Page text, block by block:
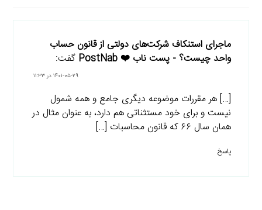
ماجرای استنکاف شرکت‌های دولتی از قانون حساب
واحد چیست؟ - پست ناب ❤️ PostNab
گفت:
۱۴۰۱-۰۵-۲۹ در ۱۱:۳۳
[…] هر مقررات موضوعه دیگری جامع و همه شمول
نیست و برای خود مستثناتی هم دارد، به عنوان مثال در
همان سال ۶۶ که قانون محاسبات […]
پاسخ